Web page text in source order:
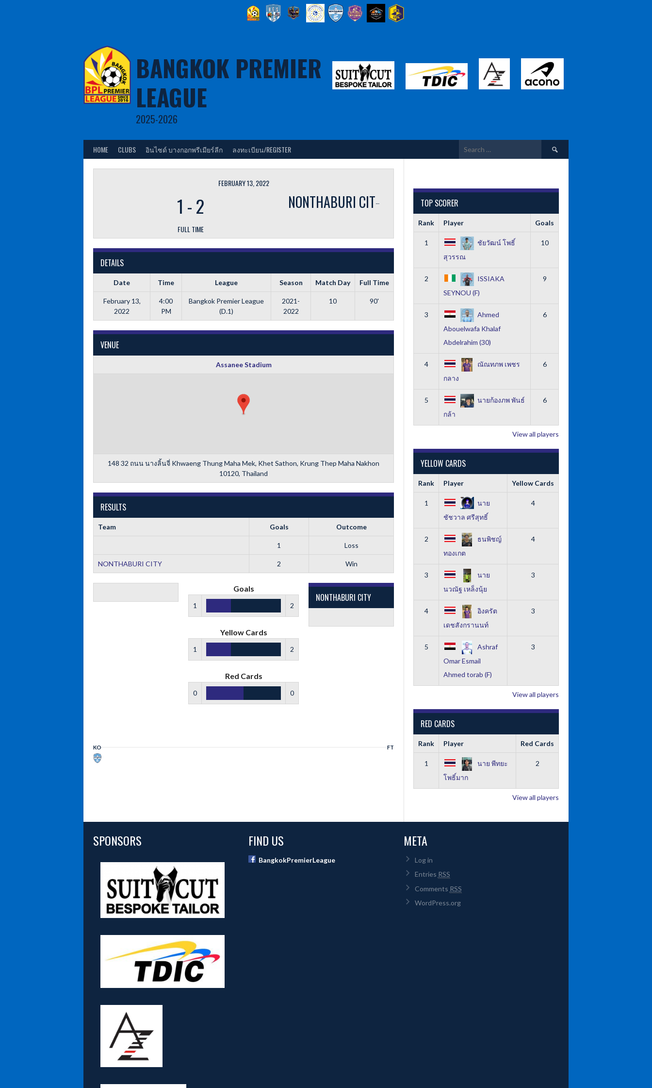
BANGKOK PREMIER
LEAGUE
2025-2026
HOME CLUBS อินไซด์ บางกอกพรีเมียร์ลีก ลงทะเบียน/REGISTER
Search
for:
FEBRUARY 13, 2022
1 -2
FULL TIME
DETAILS
Date Time League Season Match Day Full Time
February 13,
2022
4:00
PM
Bangkok Premier League
(D.1)
2021-
2022
10 90'
VENUE
Assanee Stadium
148 32 ถนน นางลิ้นจี่ Khwaeng Thung Maha Mek, Khet Sathon, Krung Thep Maha Nakhon
10120, Thailand
RESULTS
Team Goals Outcome
1 Loss
NONTHABURI CITY 2 Win
NONTHABURI CITY
Goals
1 2
Yellow Cards
1 2
Red Cards
0 0
KO FT
TOP SCORER
Rank Player Goals
1
ชัยวัฒน์ โพธิ์
สุวรรณ
10
2
ISSIAKA
SEYNOU (F)
9
3
Ahmed
Abouelwafa Khalaf
Abdelrahim (30)
6
4
ณัณทภพ เพชร
กลาง
6
5
นายก้องภพ พันธ์
กล้า
6
View all players
YELLOW CARDS
Rank Player Yellow Cards
1
นาย
ชัชวาล ศรีสุทธิ์
4
2
ธนพิชญ์
ทองเกต
4
3
นาย
นวณัฐ เหล็งนุ้ย
3
4
อิงครัต
เดชสังกรานนท์
3
5
Ashraf
Omar Esmail
Ahmed torab (F)
3
View all players
RED CARDS
Rank Player Red Cards
1
นาย พีทยะ
โพธิ์มาก
2
View all players
SPONSORS FIND US
BangkokPremierLeague
META
Log in
Entries RSS
Comments RSS
WordPress.org